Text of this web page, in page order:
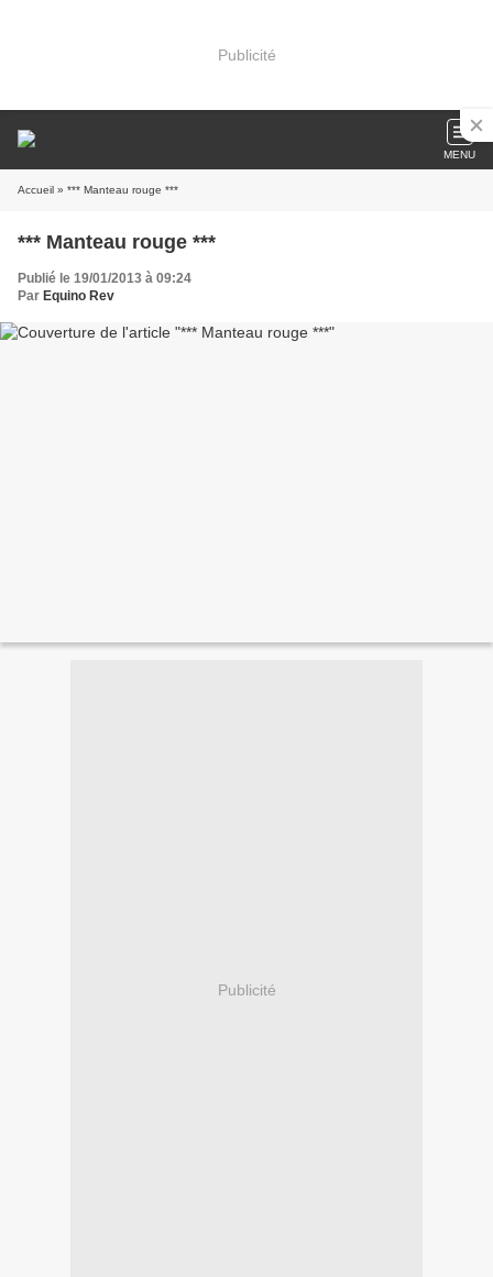
Publicité
MENU
Accueil » *** Manteau rouge ***
*** Manteau rouge ***
Publié le 19/01/2013 à 09:24
Par Equino Rev
Publicité